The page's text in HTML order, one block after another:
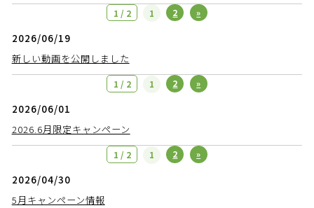
1 / 2 1 2 »
2026/06/19
新しい動画を公開しました
1 / 2 1 2 »
2026/06/01
2026.6月限定キャンペーン
1 / 2 1 2 »
2026/04/30
5月キャンペーン情報